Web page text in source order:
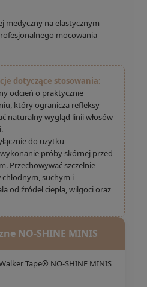
medyczny na elastycznym
mocowania
dotyczące stosowania:
odcień o praktycznie
który ogranicza refleksy
naturalny wygląd linii włosów
do użytku
próby skórnej przed
Przechowywać szczelnie
suchym i
od źródeł ciepła, wilgoci oraz
NO-SHINE MINIS
Tape® NO-SHINE MINIS